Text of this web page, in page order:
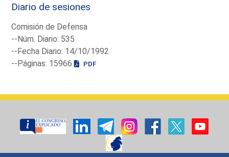
Diario de sesiones
Comisión de Defensa
--Núm. Diario: 535
--Fecha Diario: 14/10/1992
--Páginas: 15966
PDF